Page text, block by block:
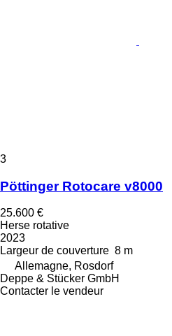
3
Pöttinger Rotocare v8000
25.600 €
Herse rotative
2023
Largeur de couverture 8 m
Allemagne, Rosdorf
Deppe & Stücker GmbH
Contacter le vendeur